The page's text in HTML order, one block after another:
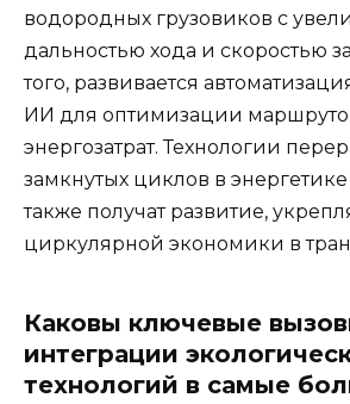
водородных грузовиков с
дальностью хода и скоростью
того, развивается
ИИ для оптимизации
энергозатрат. Технологии
замкнутых циклов в
также получат развитие,
циркулярной экономики в
Каковы ключевые
интеграции
технологий в самые